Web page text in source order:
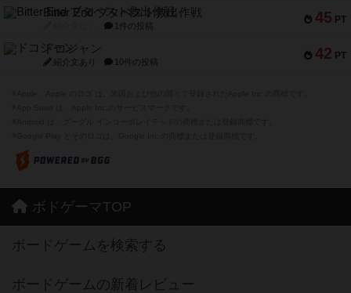
45 PT
Bitter End ブタペスト救出作戦
1件の投稿
42 PT
ドコジャン
紹介文あり 10件の投稿
ボドゲーマTOP
ボードゲームを検索する
ボードゲームの新着レビュー